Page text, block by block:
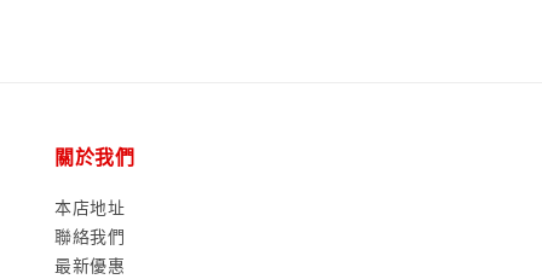
關於我們
本店地址
聯絡我們
最新優惠